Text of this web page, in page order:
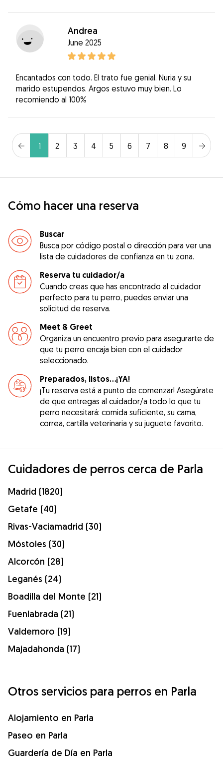
Andrea
June 2025
Encantados con todo. El trato fue genial. Nuria y su
marido estupendos. Argos estuvo muy bien. Lo
recomiendo al 100%
1 2 3 4 5 6 7 8 9
Cómo hacer una reserva
Buscar
Busca por código postal o dirección para ver una
lista de cuidadores de confianza en tu zona.
Reserva tu cuidador/a
Cuando creas que has encontrado al cuidador
perfecto para tu perro, puedes enviar una
solicitud de reserva.
Meet & Greet
Organiza un encuentro previo para asegurarte de
que tu perro encaja bien con el cuidador
seleccionado.
Preparados, listos...¡YA!
¡Tu reserva está a punto de comenzar! Asegúrate
de que entregas al cuidador/a todo lo que tu
perro necesitará: comida suficiente, su cama,
correa, cartilla veterinaria y su juguete favorito.
Cuidadores de perros cerca de Parla
Madrid (1820)
Getafe (40)
Rivas-Vaciamadrid (30)
Móstoles (30)
Alcorcón (28)
Leganés (24)
Boadilla del Monte (21)
Fuenlabrada (21)
Valdemoro (19)
Majadahonda (17)
Otros servicios para perros en Parla
Alojamiento en Parla
Paseo en Parla
Guardería de Día en Parla